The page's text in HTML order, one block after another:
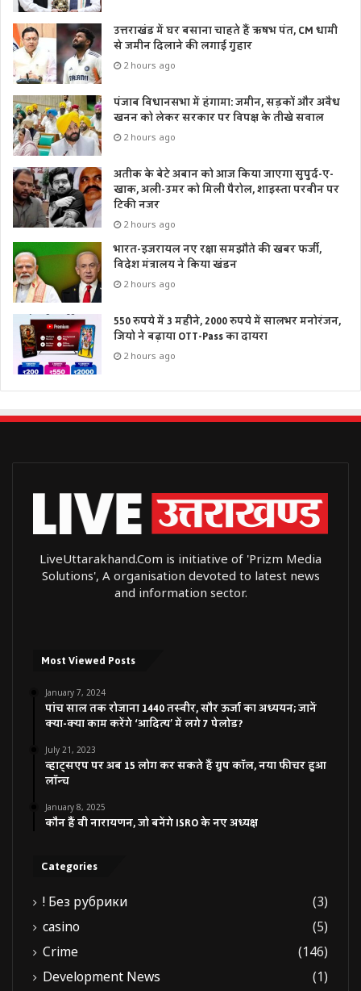
उत्तराखंड में घर बसाना चाहते हैं ऋषभ पंत, CM धामी
से जमीन दिलाने की लगाई गुहार
2 hours ago
पंजाब विधानसभा में हंगामा: जमीन, सड़कों और अवैध
खनन को लेकर सरकार पर विपक्ष के तीखे सवाल
2 hours ago
अतीक के बेटे अबान को आज किया जाएगा सुपुर्द-ए-
खाक, अली-उमर को मिली पैरोल, शाइस्ता परवीन पर
टिकी नजर
2 hours ago
भारत-इजरायल नए रक्षा समझौते की खबर फर्जी,
विदेश मंत्रालय ने किया खंडन
2 hours ago
550 रुपये में 3 महीने, 2000 रुपये में सालभर मनोरंजन,
जियो ने बढ़ाया OTT-Pass का दायरा
2 hours ago
LiveUttarakhand.Com is initiative of 'Prizm Media
Solutions', A organisation devoted to latest news
and information sector.
Most Viewed Posts
January 7, 2024
पांच साल तक रोजाना 1440 तस्वीर, सौर ऊर्जा का अध्ययन; जानें
क्या-क्या काम करेंगे ‘आदित्य’ में लगे 7 पेलोड?
July 21, 2023
व्हाट्सएप पर अब 15 लोग कर सकते हैं ग्रुप कॉल, नया फीचर हुआ
लॉन्च
January 8, 2025
कौन हैं वी नारायणन, जो बनेंगे ISRO के नए अध्यक्ष
Categories
! Без рубрики
(3)
casino
(5)
Crime
(146)
Development News
(1)